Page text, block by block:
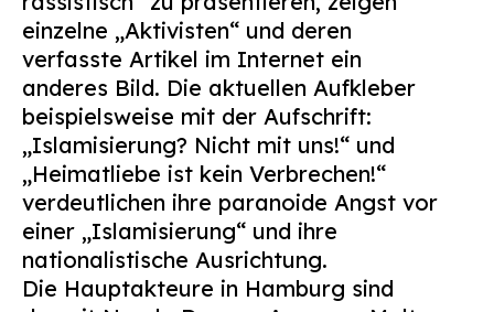
einzelne „Aktivisten“ und deren
verfasste Artikel im Internet ein
anderes Bild. Die aktuellen Aufkleber
beispielsweise mit der Aufschrift:
„Islamisierung? Nicht mit uns!“ und
„Heimatliebe ist kein Verbrechen!“
verdeutlichen ihre paranoide Angst vor
einer „Islamisierung“ und ihre
nationalistische Ausrichtung.
Die Hauptakteure in Hamburg sind